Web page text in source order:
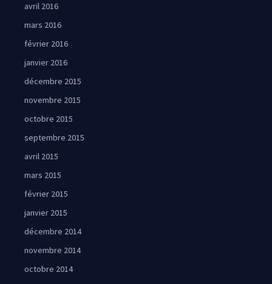
avril 2016
mars 2016
février 2016
janvier 2016
décembre 2015
novembre 2015
octobre 2015
septembre 2015
avril 2015
mars 2015
février 2015
janvier 2015
décembre 2014
novembre 2014
octobre 2014